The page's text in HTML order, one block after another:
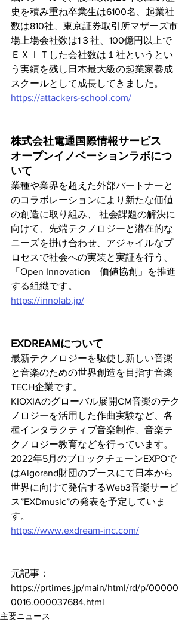
史を積み重ね卒業生は6100名、起業社
数は810社、東京証券取引所マザーズ市
場上場会社数は1３社、100億円以上で
ＥＸＩＴした会社数は１社というとい
う実績を残し日本最大級の起業家養成
スクールとして成長してきました。
https://attackers-school.com/
株式会社電通国際情報サービス
オープンイノベーションラボにつ
いて
業種や業界を超えた外部パートナーと
のコラボレーションにより新たな価値
の創造に取り組み、 社会課題の解決に
向けて、先端テクノロジーと潜在的な
ニーズを掛け合わせ、アジャイルなプ
ロセスで社会への実装と実証を行う、
「Open Innovation　価値協創」を推進
する組織です。
https://innolab.jp/
EXDREAMについて
最新テクノロジーを駆使し新しい音楽
と音楽のための世界創造を目指す音楽
TECH企業です。
KIOXIAのグローバル展開CM音楽のテク
ノロジーを活用した作曲実験など、各
種インタラクティブ音楽制作、音楽テ
クノロジー教育などを行っています。
2022年5月のブロックチェーンEXPOで
はAlgorand財団のブースにて日本から
世界に向けて発信するWeb3音楽サービ
ス”EXDmusic”の発表を予定していま
す。
https://www.exdream-inc.com/
元記事：
https://prtimes.jp/main/html/rd/p/00000
0016.000037684.html
主要ニュース